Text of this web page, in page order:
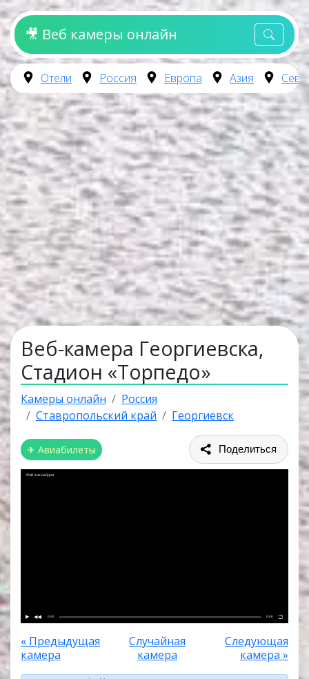
🎥 Веб камеры онлайн
Отели Россия Европа Азия
Веб-камера Георгиевска,
Стадион «Торпедо»
Камеры онлайн
Россия
Ставропольский край
Георгиевск
✈ Авиабилеты Поделиться
Файл не найден
0:00 0:00
« Предыдущая
камера
Случайная
камера
Следующая
камера »